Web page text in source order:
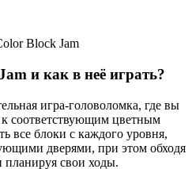
Block Jam
и как в неё играть?
игра-головоломка, где вы
соответствующим цветным
все блоки с каждого уровня,
дверями, при этом обходя
планируя свои ходы.